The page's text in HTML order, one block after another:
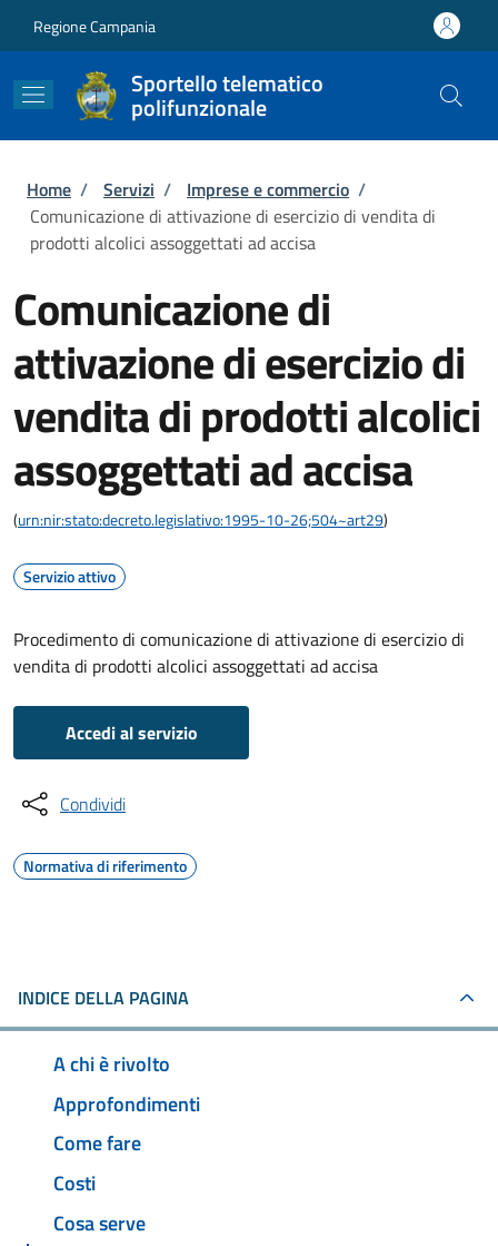
Regione Campania
Sportello telematico
polifunzionale
Briciole di pane
Home / Servizi / Imprese e commercio /
Comunicazione di attivazione di esercizio di vendita di
prodotti alcolici assoggettati ad accisa
Comunicazione di
attivazione di esercizio di
vendita di prodotti alcolici
assoggettati ad accisa
(urn:nir:stato:decreto.legislativo:1995-10-26;504~art29)
Servizio attivo
Procedimento di comunicazione di attivazione di esercizio di
vendita di prodotti alcolici assoggettati ad accisa
Accedi al servizio
Condividi
Normativa di riferimento
INDICE DELLA PAGINA
A chi è rivolto
Approfondimenti
Come fare
Costi
Cosa serve